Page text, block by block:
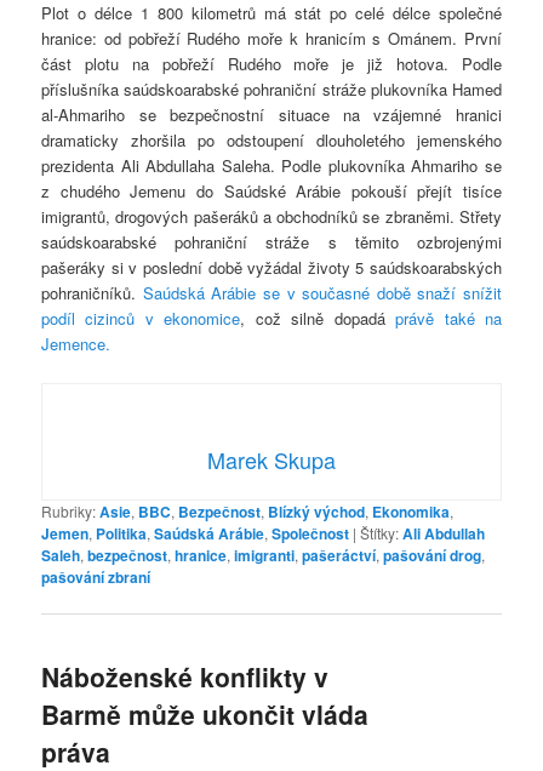
Plot o délce 1 800 kilometrů má stát po celé délce společné
hranice: od pobřeží Rudého moře k hranicím s Ománem. První
část plotu na pobřeží Rudého moře je již hotova. Podle
příslušníka saúdskoarabské pohraniční stráže plukovníka Hamed
al-Ahmariho se bezpečnostní situace na vzájemné hranici
dramaticky zhoršila po odstoupení dlouholetého jemenského
prezidenta Ali Abdullaha Saleha. Podle plukovníka Ahmariho se
z chudého Jemenu do Saúdské Arábie pokouší přejít tisíce
imigrantů, drogových pašeráků a obchodníků se zbraněmi. Střety
saúdskoarabské pohraniční stráže s těmito ozbrojenými
pašeráky si v poslední době vyžádal životy 5 saúdskoarabských
pohraničníků. Saúdská Arábie se v současné době snaží snížit
podíl cizinců v ekonomice, což silně dopadáprávě také na
Jemence.
Marek Skupa
Rubriky:Asie, BBC, Bezpečnost, Blízký východ, Ekonomika,
Jemen, Politika,Saúdská Arábie,Společnost |Štítky:Ali Abdullah
Saleh,bezpečnost,hranice,imigranti,pašeráctví,pašování drog,
pašování zbraní
Náboženské konflikty v
Barmě může ukončit vláda
práva